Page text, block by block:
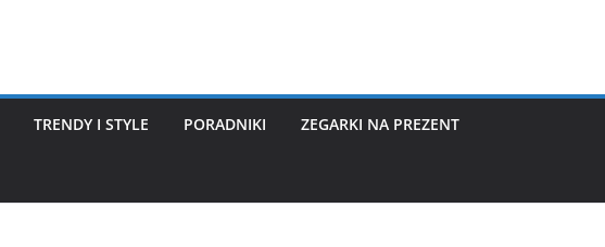
TRENDY I STYLE PORADNIKI ZEGARKI NA PREZENT